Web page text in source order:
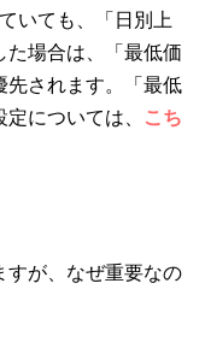
いても、
「日別上
た場合は、「最低価
先されます。「最低
については、
こち
すが、なぜ重要なの